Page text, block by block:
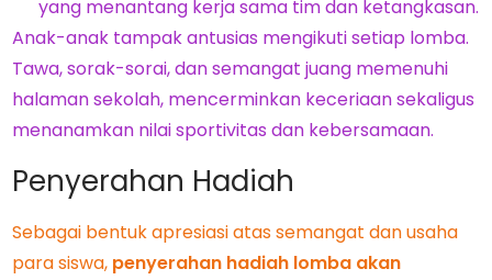
yang menantang kerja sama tim dan ketangkasan.
Anak-anak tampak antusias mengikuti setiap lomba.
Tawa, sorak-sorai, dan semangat juang memenuhi
halaman sekolah, mencerminkan keceriaan sekaligus
menanamkan nilai sportivitas dan kebersamaan.
Penyerahan Hadiah
Sebagai bentuk apresiasi atas semangat dan usaha
para siswa, penyerahan hadiah lomba akan